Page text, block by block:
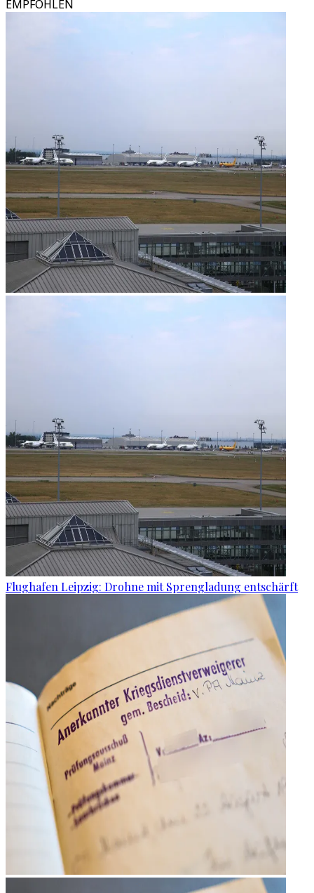
EMPFOHLEN
Flughafen Leipzig: Drohne mit Sprengladung entschärft